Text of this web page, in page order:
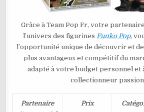
Grâce à Team Pop Fr, votre
l’univers des figurines Funko Pop,
l’opportunité unique de découvrir et
plus avantageux et compétitif du
adapté à votre budget personnel et
collectionneur
Partenaire
Prix